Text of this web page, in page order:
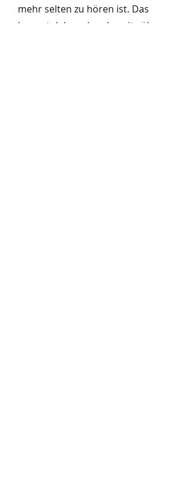
mehr selten zu hören ist. Das
kommt daher, dass bereits über